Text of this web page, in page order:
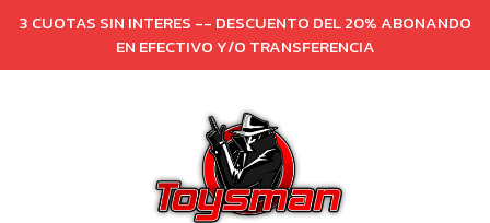
3 CUOTAS SIN INTERES -- DESCUENTO DEL 20% ABONANDO
EN EFECTIVO Y/O TRANSFERENCIA